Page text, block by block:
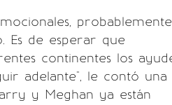
probablemente
Es de esperar que
continentes los
adelante", le contó una
y Meghan ya están